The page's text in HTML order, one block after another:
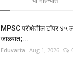
MPSC परीक्षेतील टॉपर ४५
जाळ्यात;...
Eduvarta Aug 1, 2026